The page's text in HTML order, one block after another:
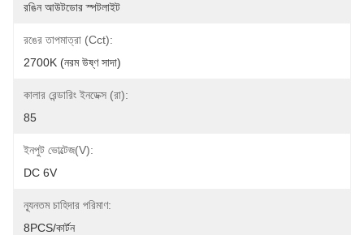
রঙিন আউটডোর স্পটলাইট
রঙের তাপমাত্রা (cct):
2700K (নরম উষ্ণ সাদা)
কালার রেন্ডারিং ইনডেক্স (রা):
85
ইনপুট ভোল্টেজ(v):
DC 6V
ন্যূনতম চাহিদার পরিমাণ:
8PCS/কার্টন